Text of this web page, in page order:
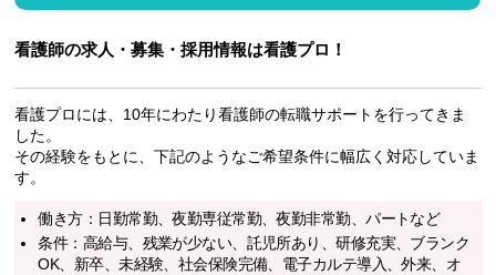
看護師の求人・募集・採用情報は看護プロ！
看護プロには、10年にわたり看護師の転職サポートを行ってきま
した。
その経験をもとに、下記のようなご希望条件に幅広く対応していま
す。
働き方：日勤常勤、夜勤専従常勤、夜勤非常勤、パートなど
条件：高給与、残業が少ない、託児所あり、研修充実、ブランク
OK、新卒、未経験、社会保険完備、電子カルテ導入、外来、オ